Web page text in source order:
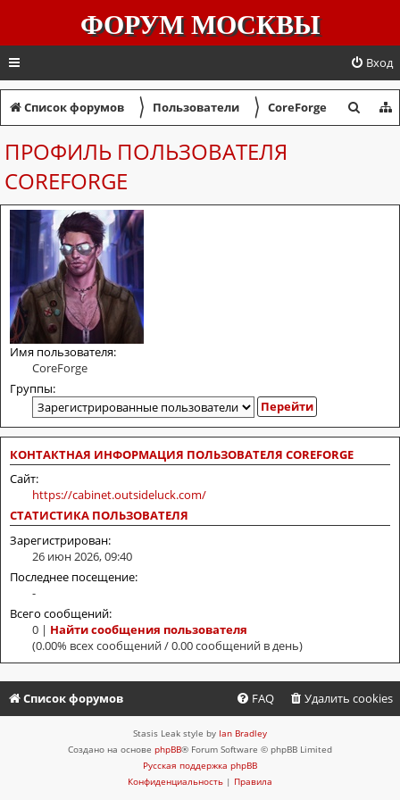
ФОРУМ МОСКВЫ
Вход
Список форумов 〉 Пользователи 〉 CoreForge
к
ПРОФИЛЬ ПОЛЬЗОВАТЕЛЯ
COREFORGE
Имя пользователя:
CoreForge
Группы:
КОНТАКТНАЯ ИНФОРМАЦИЯ ПОЛЬЗОВАТЕЛЯ COREFORGE
Сайт:
https://cabinet.outsideluck.com/
СТАТИСТИКА ПОЛЬЗОВАТЕЛЯ
Зарегистрирован:
26 июн 2026, 09:40
Последнее посещение:
-
Всего сообщений:
0 | Найти сообщения пользователя
(0.00% всех сообщений / 0.00 сообщений в день)
Список форумов Удалить cookies
FAQ
Stasis Leak style by Ian Bradley
Создано на основе phpBB® Forum Software © phpBB Limited
Русская поддержка phpBB
Конфиденциальность | Правила